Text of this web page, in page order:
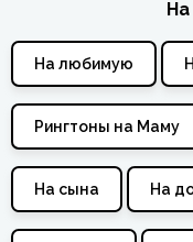
На любимую
Рингтоны на Маму
На сына На